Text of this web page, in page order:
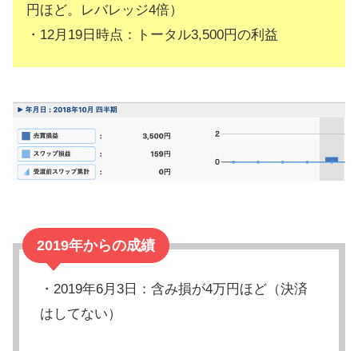
コスト高い
円ほど。レバレッジ4倍）
・12月19日時点：トータル3,500円の利益
2019年からの成績
・2019年6月3日：含み損が4万円ほど（決済
はしてない）